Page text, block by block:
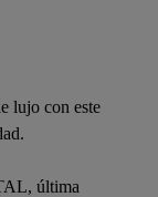
lujo con este
última